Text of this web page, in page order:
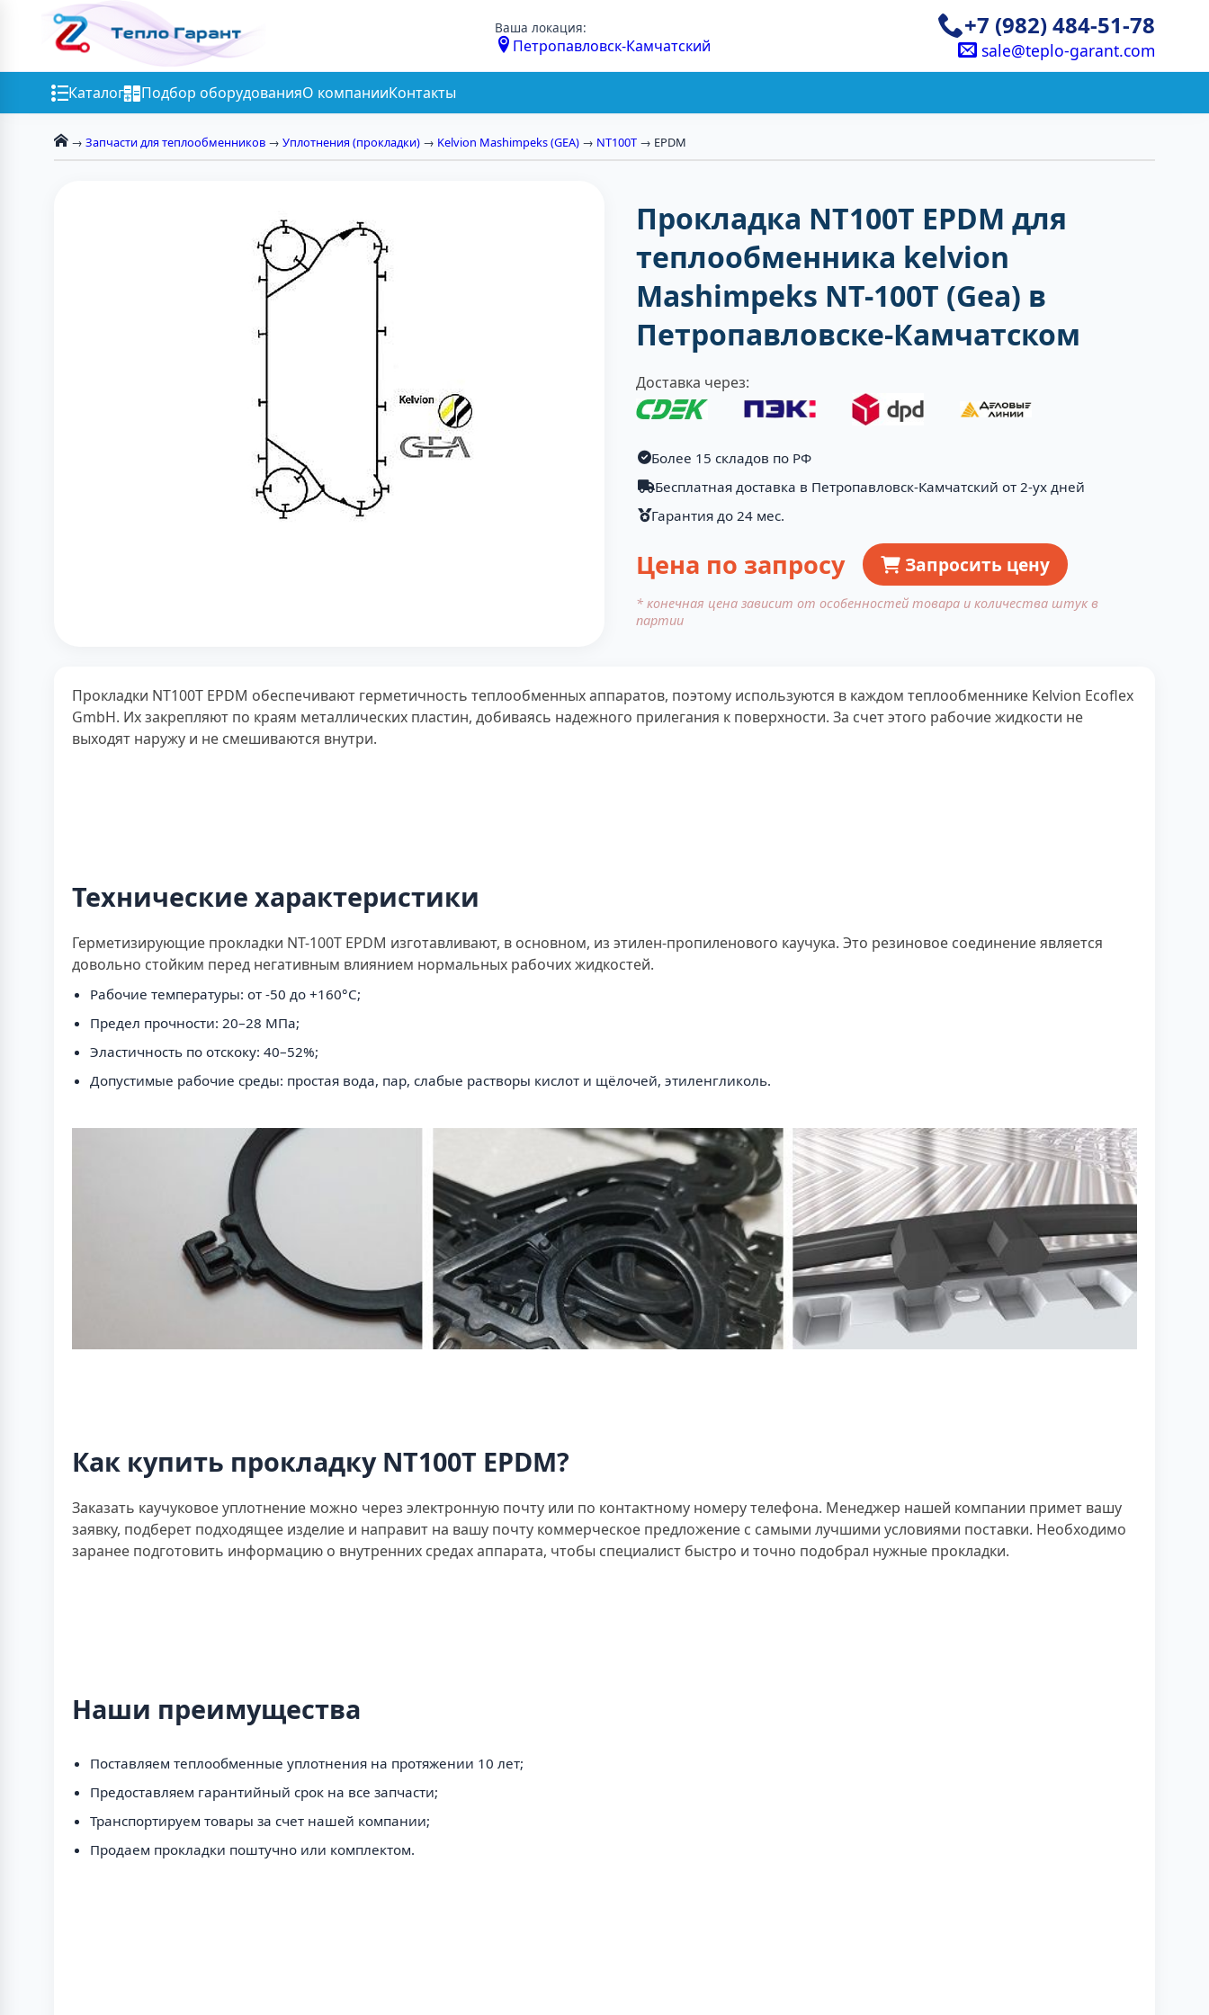
Ваша локация:
Петропавловск-Камчатский
+7 (982) 484-51-78
sale@teplo-garant.com
Каталог Подбор оборудованияО компанииКонтакты
→ Запчасти для теплообменников → Уплотнения (прокладки) → Kelvion Mashimpeks (GEA) → NT100T → EPDM
Прокладка NT100T EPDM для
теплообменника kelvion
Mashimpeks NT-100T (Gea) в
Петропавловске-Камчатском
Доставка через:
Более 15 складов по РФ
Бесплатная доставка в Петропавловск-Камчатский от 2-ух дней
Гарантия до 24 мес.
Цена по запросу Запросить цену
* конечная цена зависит от особенностей товара и количества штук в
партии
Прокладки NT100T EPDM обеспечивают герметичность теплообменных аппаратов, поэтому используются в каждом теплообменнике Kelvion Ecoflex
GmbH. Их закрепляют по краям металлических пластин, добиваясь надежного прилегания к поверхности. За счет этого рабочие жидкости не
выходят наружу и не смешиваются внутри.
Технические характеристики
Герметизирующие прокладки NT-100T EPDM изготавливают, в основном, из этилен-пропиленового каучука. Это резиновое соединение является
довольно стойким перед негативным влиянием нормальных рабочих жидкостей.
Рабочие температуры: от -50 до +160°C;
Предел прочности: 20–28 МПа;
Эластичность по отскоку: 40–52%;
Допустимые рабочие среды: простая вода, пар, слабые растворы кислот и щёлочей, этиленгликоль.
Как купить прокладку NT100T EPDM?
Заказать каучуковое уплотнение можно через электронную почту или по контактному номеру телефона. Менеджер нашей компании примет вашу
заявку, подберет подходящее изделие и направит на вашу почту коммерческое предложение с самыми лучшими условиями поставки. Необходимо
заранее подготовить информацию о внутренних средах аппарата, чтобы специалист быстро и точно подобрал нужные прокладки.
Наши преимущества
Поставляем теплообменные уплотнения на протяжении 10 лет;
Предоставляем гарантийный срок на все запчасти;
Транспортируем товары за счет нашей компании;
Продаем прокладки поштучно или комплектом.